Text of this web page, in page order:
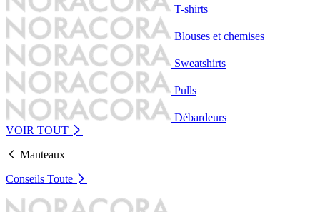
T-shirts
Blouses et chemises
Sweatshirts
Pulls
Débardeurs
VOIR TOUT
Manteaux
Conseils Toute